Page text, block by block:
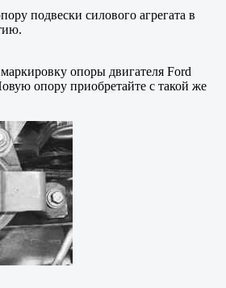
подвески силового агрегата в
опоры двигателя Ford
опору приобретайте с такой же